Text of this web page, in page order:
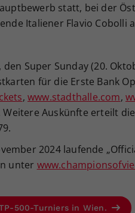
statt, bei der
Italiener Flavio Cobolli
den Super Sunday (20.
für die Erste Bank
, www.stadthalle.com,
Weitere Auskünfte erteilt
2024 laufende
unter
500-Turniers in Wien.